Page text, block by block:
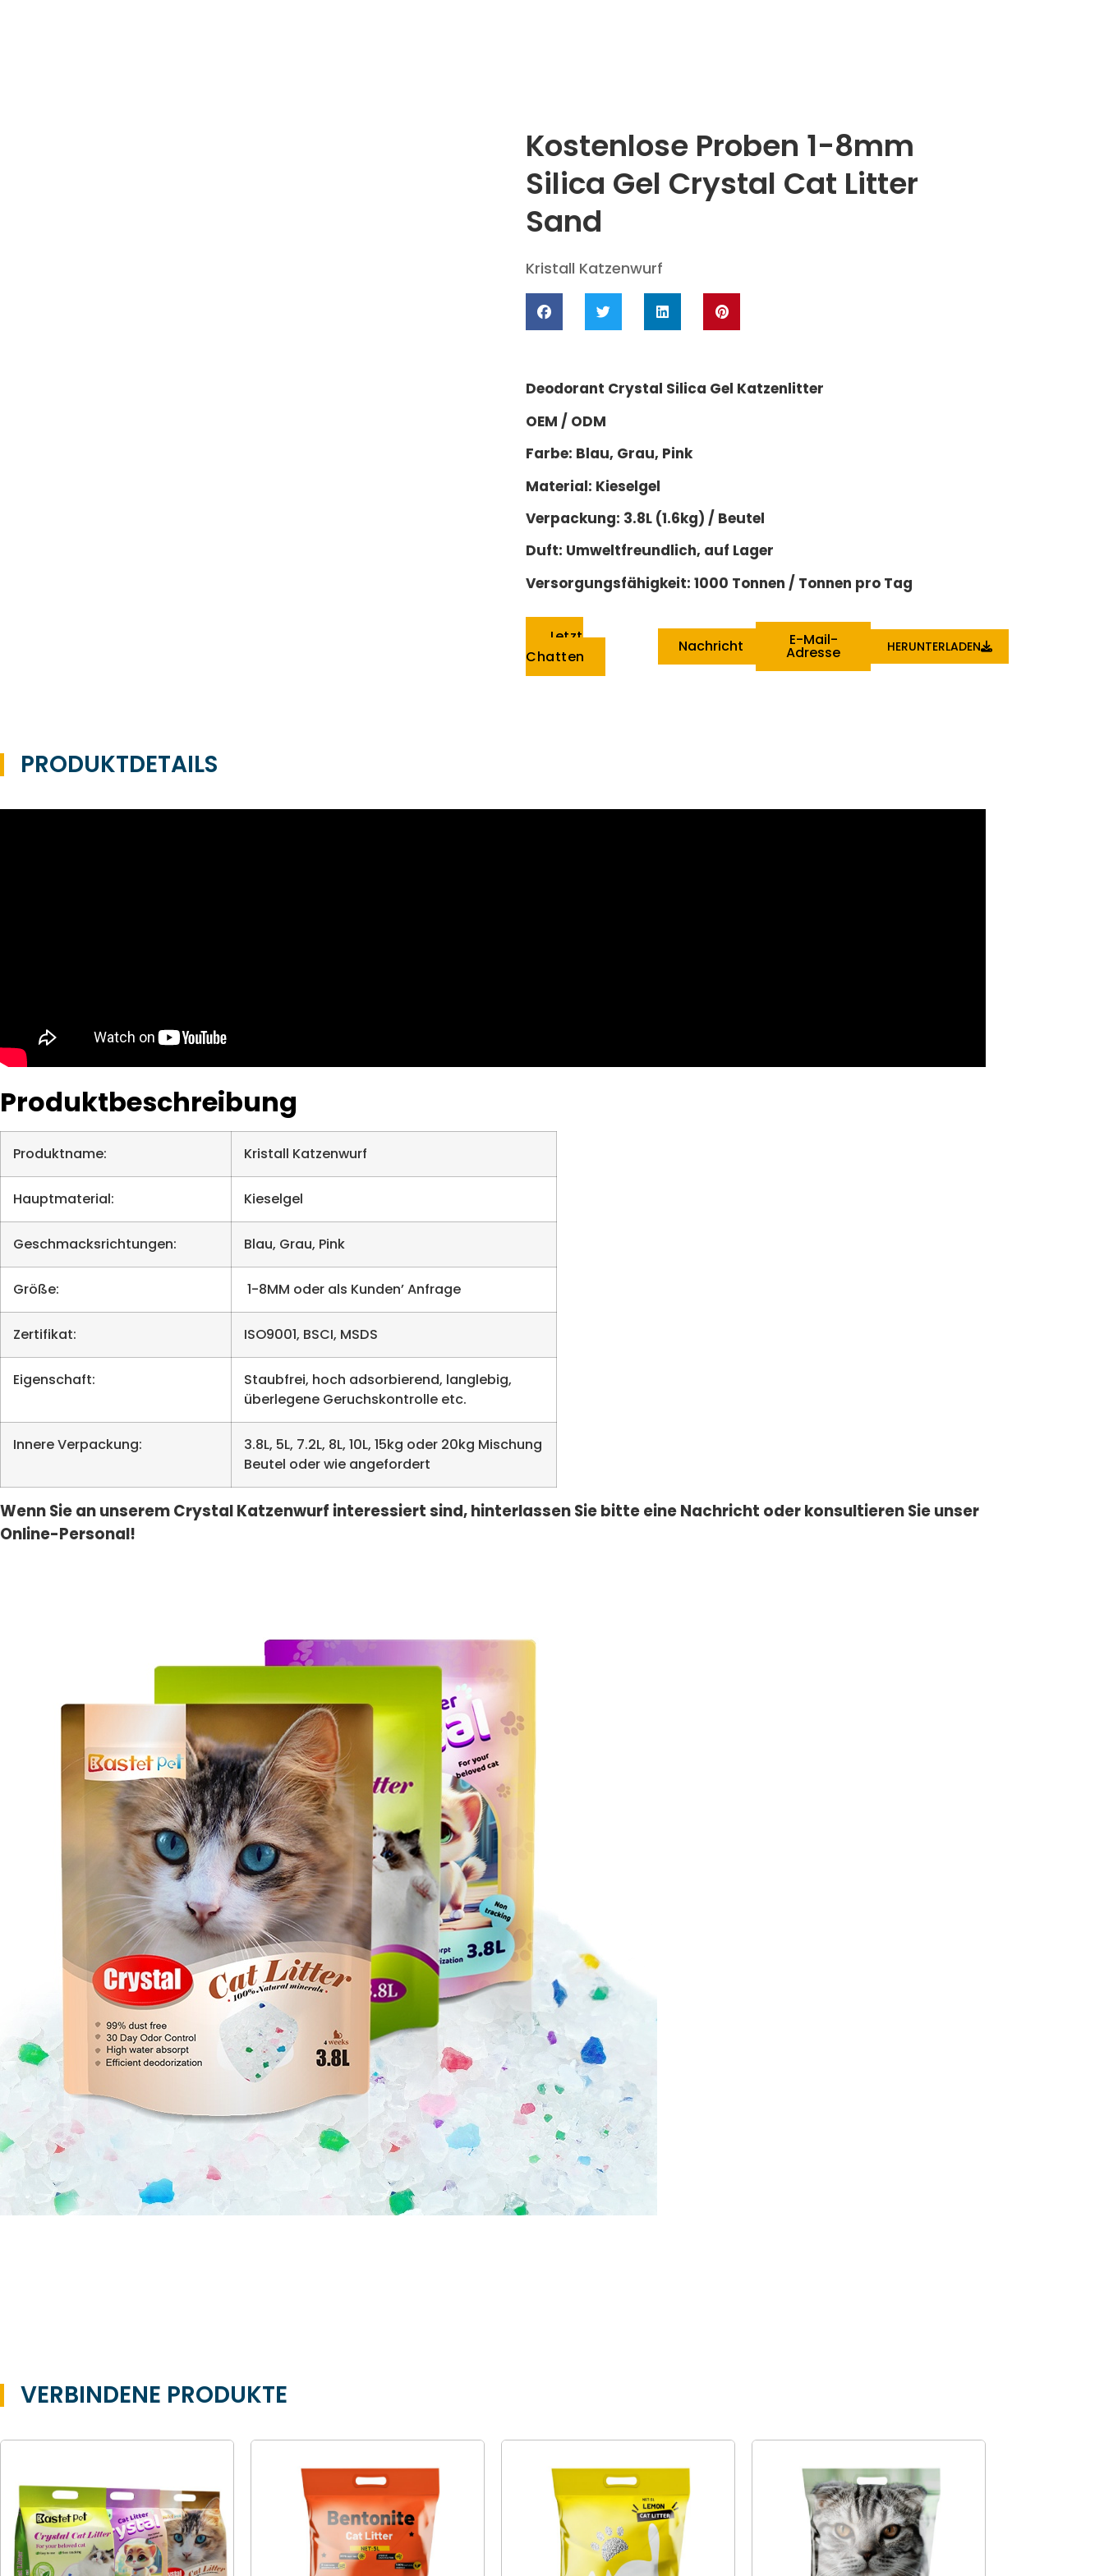
Kostenlose Proben 1-8mm
Silica Gel Crystal Cat Litter
Sand
Kristall Katzenwurf
Deodorant Crystal Silica Gel Katzenlitter
OEM / ODM
Farbe: Blau, Grau, Pink
Material: Kieselgel
Verpackung: 3.8L (1.6kg) / Beutel
Duft: Umweltfreundlich, auf Lager
Versorgungsfähigkeit: 1000 Tonnen / Tonnen pro Tag
Jetzt
Chatten
Nachricht E-Mail-
Adresse HERUNTERLADEN
PRODUKTDETAILS
Produktbeschreibung
Produktname: Kristall Katzenwurf
Hauptmaterial: Kieselgel
Geschmacksrichtungen: Blau, Grau, Pink
Größe: 1-8MM oder als Kunden’ Anfrage
Zertifikat: ISO9001, BSCI, MSDS
Eigenschaft:
Staubfrei, hoch adsorbierend, langlebig,
überlegene Geruchskontrolle etc.
Innere Verpackung:
3.8L, 5L, 7.2L, 8L, 10L, 15kg oder 20kg Mischung
Beutel oder wie angefordert
Wenn Sie an unserem Crystal Katzenwurf interessiert sind, hinterlassen Sie bitte eine Nachricht oder konsultieren Sie unser
Online-Personal!
VERBINDENE PRODUKTE